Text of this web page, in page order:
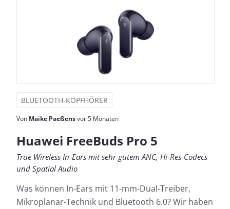
BLUETOOTH-KOPFHÖRER
Von Maike Paeßensvor 5 Monaten
Huawei FreeBuds Pro 5
True Wireless In-Ears mit sehr gutem ANC, Hi-Res-Codecs
und Spatial Audio
Was können In-Ears mit 11-mm-Dual-Treiber,
Mikroplanar-Technik und Bluetooth 6.0? Wir haben